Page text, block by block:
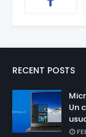
RECENT POSTS
Un